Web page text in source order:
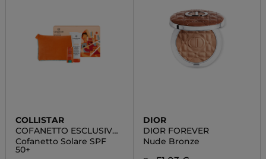
COLLISTAR
COFANETTO ESCLUSIVO
ROUTINE SOLARE
Cofanetto Solare SPF
50+
DIOR
DIOR FOREVER
Nude Bronze